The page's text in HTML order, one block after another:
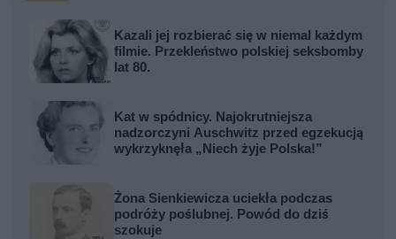
Kazali jej rozbierać się w niemal każdym
filmie. Przekleństwo polskiej seksbomby
lat 80.
Kat w spódnicy. Najokrutniejsza
nadzorczyni Auschwitz przed egzekucją
wykrzyknęła „Niech żyje Polska!”
Żona Sienkiewicza uciekła podczas
podróży poślubnej. Powód do dziś
szokuje